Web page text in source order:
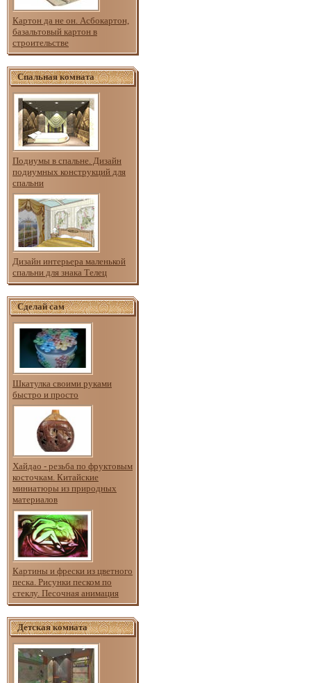
Картон да не он. Асбокартон,
базальтовый картон в
строительстве
Спальная комната
Подиумы в спальне. Дизайн
подиумных конструкций для
спальни
Дизайн интерьера маленькой
спальни для знака Телец
Сделай сам
Шкатулка своими руками
быстро и просто
Хайдао - резьба по фруктовым
косточкам. Китайские
миниатюры из природных
материалов
Картины и фрески из цветного
песка. Рисунки песком по
стеклу. Песочная анимация
Детская комната